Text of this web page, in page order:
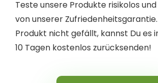
Teste unsere Produkte risikolos
von unserer
Produkt nicht gefällt, kannst Du es
10 Tagen kostenlos zurücksenden!